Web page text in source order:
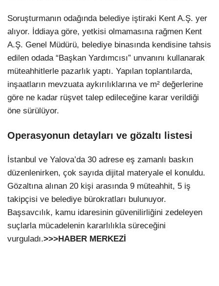
Soruşturmanın odağında belediye iştiraki Kent A.Ş. yer
alıyor. İddiaya göre, yetkisi olmamasına rağmen Kent
A.Ş. Genel Müdürü, belediye binasında kendisine tahsis
edilen odada “Başkan Yardımcısı” unvanını kullanarak
müteahhitlerle pazarlık yaptı. Yapılan toplantılarda,
inşaatların mevzuata aykırılıklarına ve m² değerlerine
göre ne kadar rüşvet talep edileceğine karar verildiği
öne sürülüyor.
Operasyonun detayları ve gözaltı listesi
İstanbul ve Yalova’da 30 adrese eş zamanlı baskın
düzenlenirken, çok sayıda dijital materyale el konuldu.
Gözaltına alınan 20 kişi arasında 9 müteahhit, 5 iş
takipçisi ve belediye bürokratları bulunuyor.
Başsavcılık, kamu idaresinin güvenilirliğini zedeleyen
suçlarla mücadelenin kararlılıkla süreceğini
vurguladı.>>>HABER MERKEZİ